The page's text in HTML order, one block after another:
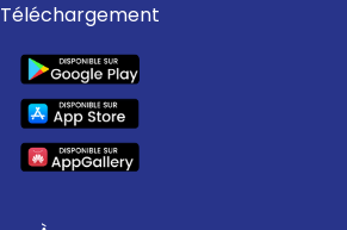
Téléchargement